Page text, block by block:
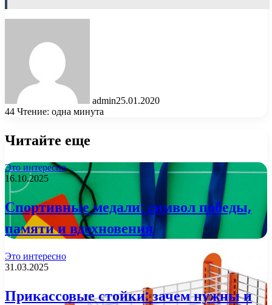
admin25.01.2020
44 Чтение: одна минута
Читайте еще
Это интересно
16.10.2025
Спортивные медали: символ победы,
памяти и вдохновения
Это интересно
31.03.2025
Прикассовые стойки: зачем нужны и